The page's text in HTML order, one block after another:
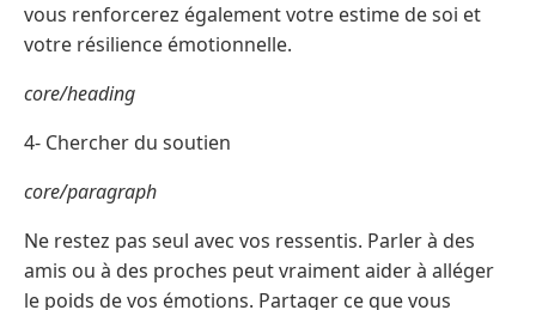
vous renforcerez également votre estime de soi et
votre résilience émotionnelle.
core/heading
4- Chercher du soutien
core/paragraph
Ne restez pas seul avec vos ressentis. Parler à des
amis ou à des proches peut vraiment aider à alléger
le poids de vos émotions. Partager ce que vous